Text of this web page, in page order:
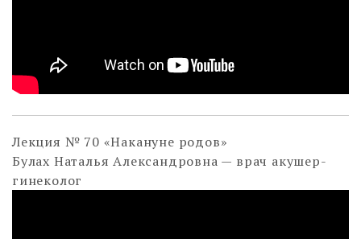
Лекция № 70 «Накануне родов»
Булах Наталья Александровна — врач акушер-
гинеколог